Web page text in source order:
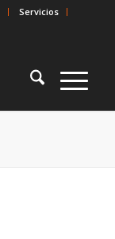
Servicios